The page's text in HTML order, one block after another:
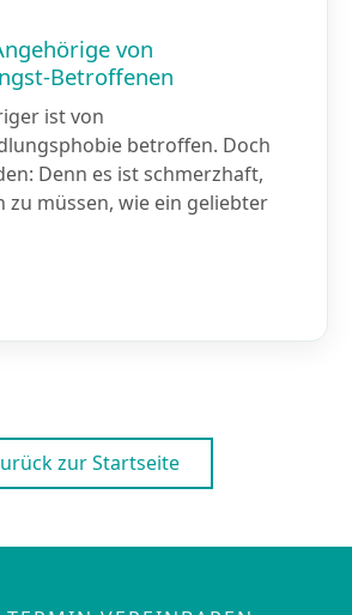
von
Betroffenen
ist von
betroffen. Doch
Denn es ist schmerzhaft,
zu müssen, wie ein geliebter
zur Startseite